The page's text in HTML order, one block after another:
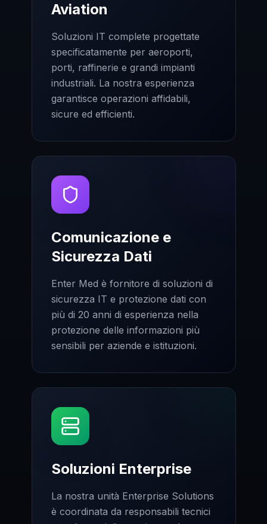
Aviation
Soluzioni IT complete progettate
specificatamente per aeroporti,
porti, raffinerie e grandi impianti
industriali. La nostra esperienza
garantisce operazioni affidabili,
sicure ed efficienti.
Comunicazione e
Sicurezza Dati
Enter Med è fornitore di soluzioni di
sicurezza IT e protezione dati con
più di 20 anni di esperienza nella
protezione delle informazioni più
sensibili per aziende e istituzioni.
Soluzioni Enterprise
La nostra unità Enterprise Solutions
è coordinata da responsabili tecnici